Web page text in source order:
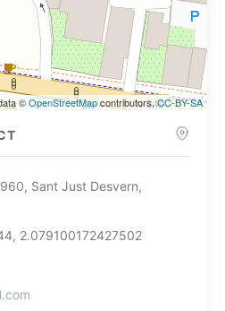
©OpenStreetMapcontributors,CC-BY-SA
Sant Just Desvern,
2.079100172427502